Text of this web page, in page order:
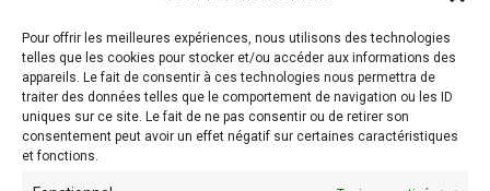
Pour offrir les meilleures expériences, nous utilisons des technologies
telles que les cookies pour stocker et/ou accéder aux informations des
appareils. Le fait de consentir à ces technologies nous permettra de
traiter des données telles que le comportement de navigation ou les ID
uniques sur ce site. Le fait de ne pas consentir ou de retirer son
consentement peut avoir un effet négatif sur certaines caractéristiques
et fonctions.
RECHERCHE
Recherche